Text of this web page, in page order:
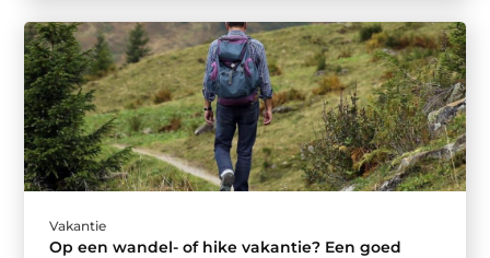
Vakantie
Op een wandel- of hike vakantie? Een goed